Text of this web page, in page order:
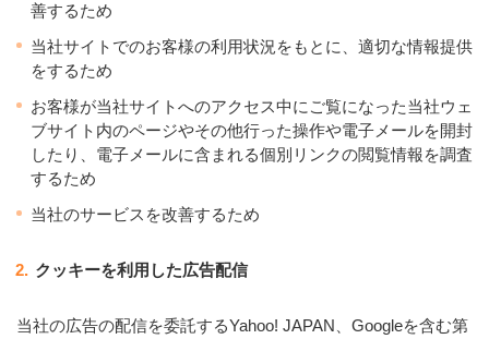
善するため
当社サイトでのお客様の利用状況をもとに、適切な情報提供
をするため
お客様が当社サイトへのアクセス中にご覧になった当社ウェ
ブサイト内のページやその他行った操作や電子メールを開封
したり、電子メールに含まれる個別リンクの閲覧情報を調査
するため
当社のサービスを改善するため
2. クッキーを利用した広告配信
当社の広告の配信を委託するYahoo! JAPAN、Googleを含む第